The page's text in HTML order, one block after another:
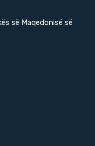
së Maqedonisë së